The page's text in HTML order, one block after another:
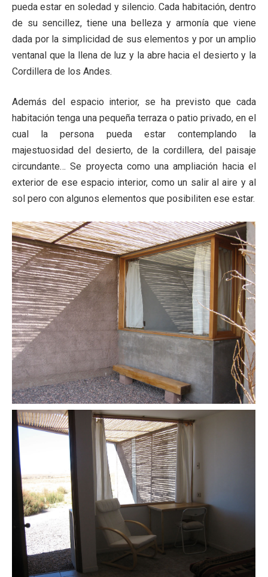
pueda estar en soledad y silencio. Cada habitación, dentro
de su sencillez, tiene una belleza y armonía que viene
dada por la simplicidad de sus elementos y por un amplio
ventanal que la llena de luz y la abre hacia el desierto y la
Cordillera de los Andes.
Además del espacio interior, se ha previsto que cada
habitación tenga una pequeña terraza o patio privado, en el
cual la persona pueda estar contemplando la
majestuosidad del desierto, de la cordillera, del paisaje
circundante… Se proyecta como una ampliación hacia el
exterior de ese espacio interior, como un salir al aire y al
sol pero con algunos elementos que posibiliten ese estar.